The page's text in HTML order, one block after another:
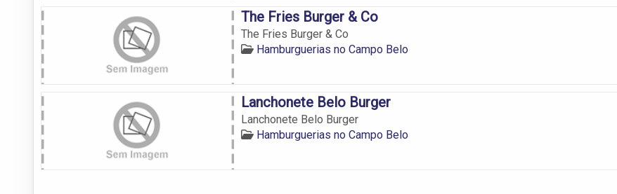
The Fries Burger & Co
The Fries Burger & Co
Hamburguerias no Campo Belo
Lanchonete Belo Burger
Lanchonete Belo Burger
Hamburguerias no Campo Belo